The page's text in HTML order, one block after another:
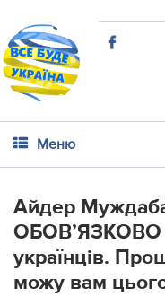
Меню
Айдер
ОБОВ’ЯЗКОВО
українців.
можу вам